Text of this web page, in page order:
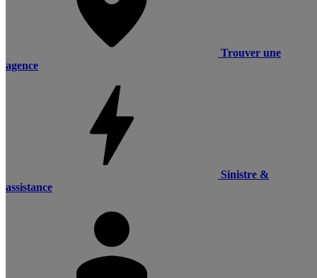
Trouver une
agence
Sinistre &
assistance